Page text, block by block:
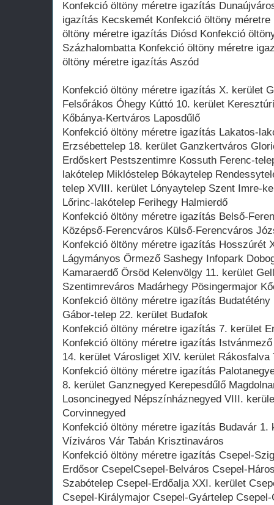
Konfekció öltöny méretre igazítás
igazítás Kecskemét Konfekció öltöny
öltöny méretre igazítás Diósd Konfekció
Százhalombatta Konfekció öltöny méretre
öltöny méretre igazítás Aszód
Konfekció öltöny méretre igazítás X. kerület
Felsőrákos Óhegy Kúttó 10. kerület
Kőbánya-Kertváros Laposdűlő
Konfekció öltöny méretre igazítás Lakatos-
Erzsébettelep 18. kerület Ganzkertváros
Erdőskert Pestszentimre Kossuth Ferenc-
lakótelep Miklóstelep Bókaytelep
telep XVIII. kerület Lónyaytelep Szent Imre-
Lőrinc-lakótelep Ferihegy Halmierdő
Konfekció öltöny méretre igazítás Belső-
Középső-Ferencváros Külső-Ferencváros
Konfekció öltöny méretre igazítás Hosszúrét
Lágymányos Őrmező Sashegy Infopark
Kamaraerdő Örsöd Kelenvölgy 11. kerület
Szentimreváros Madárhegy Pösingermajor
Konfekció öltöny méretre igazítás
Gábor-telep 22. kerület Budafok
Konfekció öltöny méretre igazítás 7. kerület
Konfekció öltöny méretre igazítás
14. kerület Városliget XIV. kerület
Konfekció öltöny méretre igazítás
8. kerület Ganznegyed Kerepesdűlő
Losoncinegyed Népszínháznegyed VIII.
Corvinnegyed
Konfekció öltöny méretre igazítás Budavár
Víziváros Vár Tabán Krisztinaváros
Konfekció öltöny méretre igazítás Csepel-
Erdősor CsepelCsepel-Belváros Csepel-
Szabótelep Csepel-Erdőalja XXI. kerület
Csepel-Királymajor Csepel-Gyártelep